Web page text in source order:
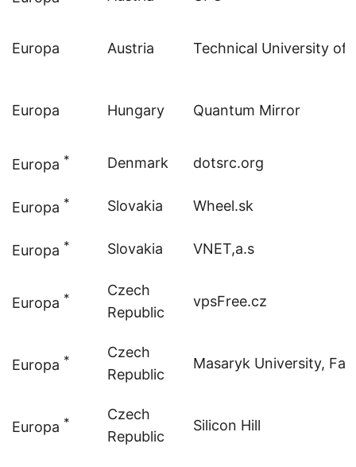
Europa Austria Technical University of
Europa Hungary Quantum Mirror
Europa * Denmark dotsrc.org
Europa * Slovakia Wheel.sk
Europa * Slovakia VNET,a.s
Europa *
Czech
Republic
vpsFree.cz
Europa *
Czech
Republic
Masaryk University,
Europa *
Czech
Republic
Silicon Hill